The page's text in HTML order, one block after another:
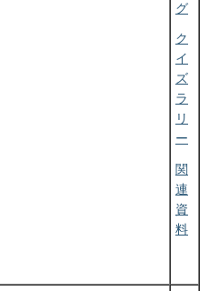
グ
ク
イ
ズ
ラ
リ
ー
関
連
資
料